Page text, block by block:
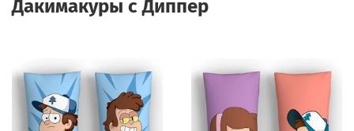
Дакимакуры с Диппер